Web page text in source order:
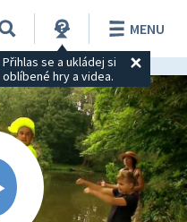
Přihlas se a ukládej si
oblíbené hry a videa.
MENU